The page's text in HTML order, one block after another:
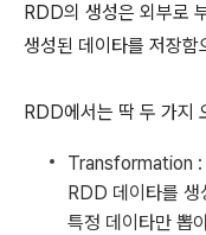
RDD의 생성은 외부로
생성된 데이타를 저장함
RDD에서는 딱 두 가지
Transformation :
RDD 데이타를 생
특정 데이타만 뽑